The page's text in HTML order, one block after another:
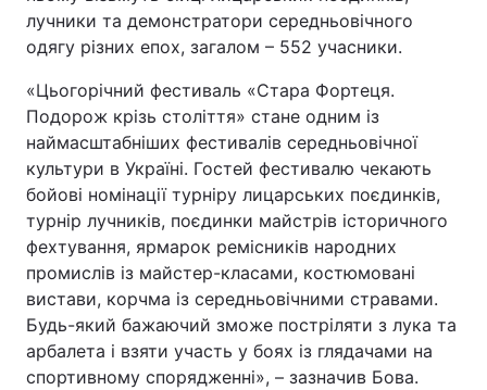
лучники та демонстратори середньовічного
одягу різних епох, загалом – 552 учасники.
«Цьогорічний фестиваль «Стара Фортеця.
Подорож крізь століття» стане одним із
наймасштабніших фестивалів середньовічної
культури в Україні. Гостей фестивалю чекають
бойові номінації турніру лицарських поєдинків,
турнір лучників, поєдинки майстрів історичного
фехтування, ярмарок ремісників народних
промислів із майстер-класами, костюмовані
вистави, корчма із середньовічними стравами.
Будь-який бажаючий зможе постріляти з лука та
арбалета і взяти участь у боях із глядачами на
спортивному спорядженні», – зазначив Бова.